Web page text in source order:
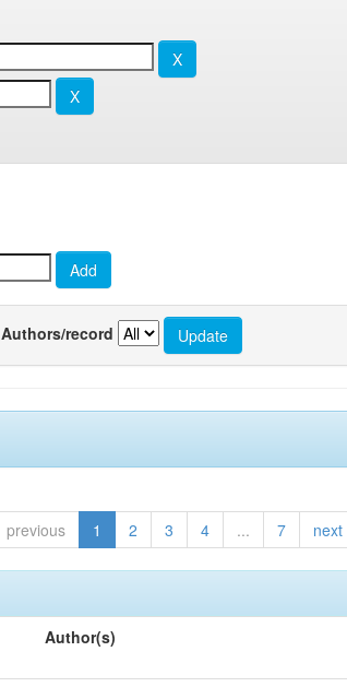
Authors/record
previous 1 2 3 4 ... 7 next
Author(s)